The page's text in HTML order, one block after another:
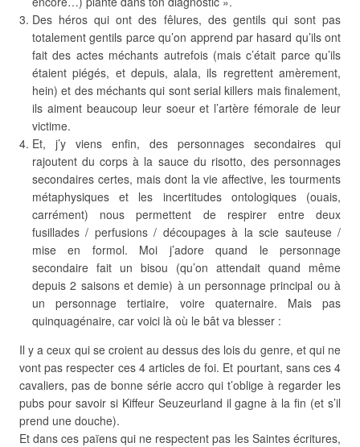
Des héros qui ont des fêlures, des gentils qui sont pas
totalement gentils parce qu’on apprend par hasard qu’ils ont
fait des actes méchants autrefois (mais c’était parce qu’ils
étaient piégés, et depuis, alala, ils regrettent amèrement,
hein) et des méchants qui sont serial killers mais finalement,
ils aiment beaucoup leur soeur et l’artère fémorale de leur
victime.
Et, j’y viens enfin, des personnages secondaires qui
rajoutent du corps à la sauce du risotto, des personnages
secondaires certes, mais dont la vie affective, les tourments
métaphysiques et les incertitudes ontologiques (ouais,
carrément) nous permettent de respirer entre deux
fusillades / perfusions / découpages à la scie sauteuse /
mise en formol. Moi j’adore quand le personnage
secondaire fait un bisou (qu’on attendait quand même
depuis 2 saisons et demie) à un personnage principal ou à
un personnage tertiaire, voire quaternaire. Mais pas
quinquagénaire, car voici là où le bât va blesser :
Il y a ceux qui se croient au dessus des lois du genre, et qui ne
vont pas respecter ces 4 articles de foi. Et pourtant, sans ces 4
cavaliers, pas de bonne série accro qui t’oblige à regarder les
pubs pour savoir si Kiffeur Seuzeurland il gagne à la fin (et s’il
prend une douche).
Et dans ces païens qui ne respectent pas les Saintes écritures,